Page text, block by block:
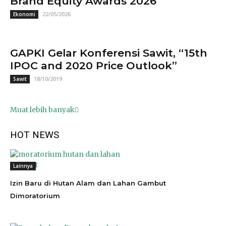
Ekonomi 22/05/2026
GAPKI Gelar Konferensi Sawit, “15th
IPOC and 2020 Price Outlook”
Sawit 18/10/2019
Muat lebih banyak
HOT NEWS
Lainnya
Izin Baru di Hutan Alam dan Lahan Gambut
Dimoratorium